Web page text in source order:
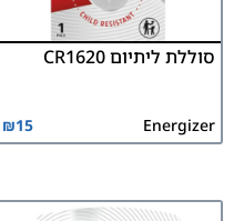
סוללת ליתיום CR1620
Energizer
₪15